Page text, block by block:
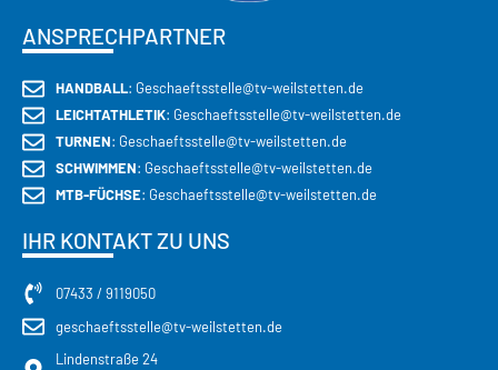
ANSPRECHPARTNER
HANDBALL: Geschaeftsstelle@tv-weilstetten.de
LEICHTATHLETIK: Geschaeftsstelle@tv-weilstetten.de
TURNEN: Geschaeftsstelle@tv-weilstetten.de
SCHWIMMEN: Geschaeftsstelle@tv-weilstetten.de
MTB-FÜCHSE: Geschaeftsstelle@tv-weilstetten.de
IHR KONTAKT ZU UNS
07433 / 9119050
geschaeftsstelle@tv-weilstetten.de
Lindenstraße 24